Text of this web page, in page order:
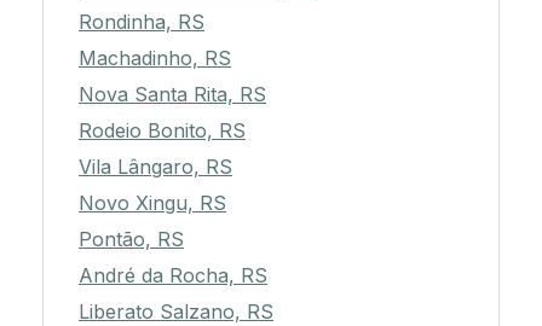
Rondinha, RS
Machadinho, RS
Nova Santa Rita, RS
Rodeio Bonito, RS
Vila Lângaro, RS
Novo Xingu, RS
Pontão, RS
André da Rocha, RS
Liberato Salzano, RS